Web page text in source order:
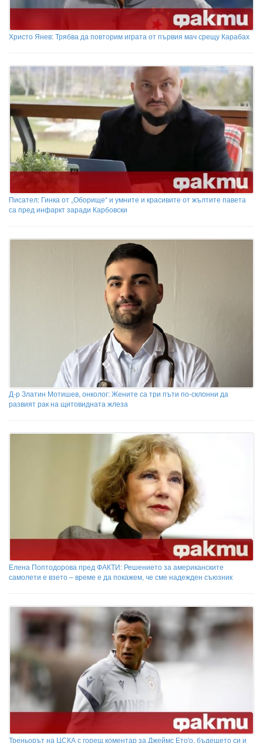
Христо Янев: Трябва да повторим играта от първия мач срещу Карабах
Писател: Гинка от „Оборище“ и умните и красивите от жълтите павета
са пред инфаркт заради Карбовски
Д-р Златин Мотишев, онколог: Жените са три пъти по-склонни да
развият рак на щитовидната жлеза
Елена Поптодорова пред ФАКТИ: Решението за американските
самолети е взето – време е да покажем, че сме надежден съюзник
Треньорът на ЦСКА с горещ коментар за Джеймс Ето'о, бъдещето си и